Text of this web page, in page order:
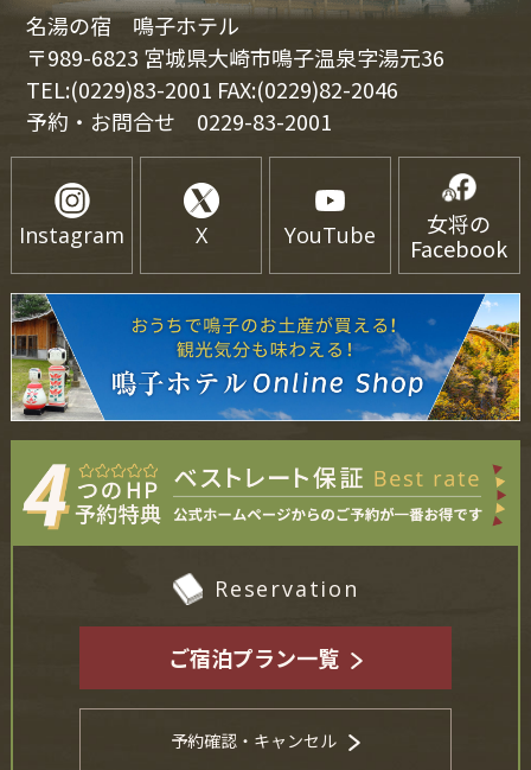
名湯の宿 鳴子ホテル
〒989-6823 宮城県大崎市鳴子温泉字湯元36
TEL:(0229)83-2001 FAX:(0229)82-2046
予約・お問合せ 0229-83-2001
Instagram X YouTube
女将の
Facebook
Reservation
ご宿泊プラン一覧
予約確認・キャンセル